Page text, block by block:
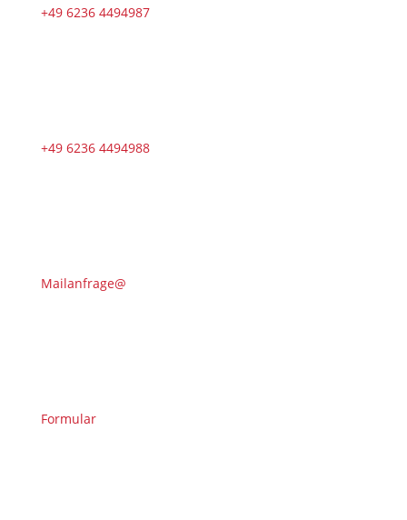
+49 6236 4494987
+49 6236 4494988
Mailanfrage@
Formular